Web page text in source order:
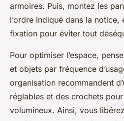
armoires. Puis, montez les
l’ordre indiqué dans la notice,
fixation pour éviter tout
Pour optimiser l’espace,
et objets par fréquence
organisation recommandent
réglables et des crochets
volumineux. Ainsi, vous